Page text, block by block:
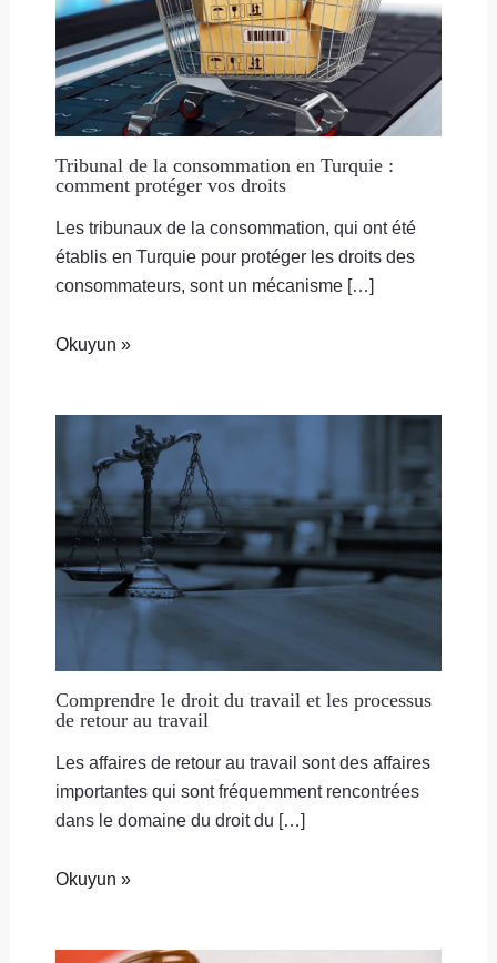
Tribunal de la consommation en Turquie :
comment protéger vos droits
Les tribunaux de la consommation, qui ont été
établis en Turquie pour protéger les droits des
consommateurs, sont un mécanisme […]
Okuyun »
Comprendre le droit du travail et les processus
de retour au travail
Les affaires de retour au travail sont des affaires
importantes qui sont fréquemment rencontrées
dans le domaine du droit du […]
Okuyun »